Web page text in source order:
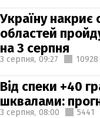
Україну накриє
областей
на 3 серпня
3 серпня, 09:27 10928
Від спеки +40
шквалами:
3 серпня, 08:00 5441